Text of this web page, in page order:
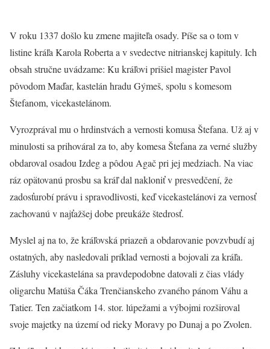
V roku 1337 došlo ku zmene majiteľa osady. Píše sa o tom v
listine kráľa Karola Roberta a v svedectve nitrianskej kapituly. Ich
obsah stručne uvádzame: Ku kráľovi prišiel magister Pavol
pôvodom Maďar, kastelán hradu Gýmeš, spolu s komesom
Štefanom, vicekastelánom.
Vyrozprával mu o hrdinstvách a vernosti komusa Štefana. Už aj v
minulosti sa prihováral za to, aby komesa Štefana za verné služby
obdaroval osadou Izdeg a pôdou Agač pri jej medziach. Na viac
ráz opätovanú prosbu sa kráľ dal nakloniť v presvedčení, že
zadosťurobí právu i spravodlivosti, keď vicekastelánovi za vernosť
zachovanú v najťažšej dobe preukáže štedrosť.
Myslel aj na to, že kráľovská priazeň a obdarovanie povzvbudí aj
ostatných, aby nasledovali príklad vernosti a bojovali za kráľa.
Zásluhy vicekastelána sa pravdepodobne datovali z čias vlády
oligarchu Matúša Čáka Trenčianskeho zvaného pánom Váhu a
Tatier. Ten začiatkom 14. stor. lúpežami a výbojmi rozširoval
svoje majetky na území od rieky Moravy po Dunaj a po Zvolen.